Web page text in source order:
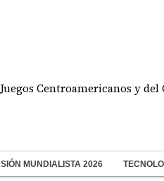
y del Caribe
MUNDIALISTA 2026